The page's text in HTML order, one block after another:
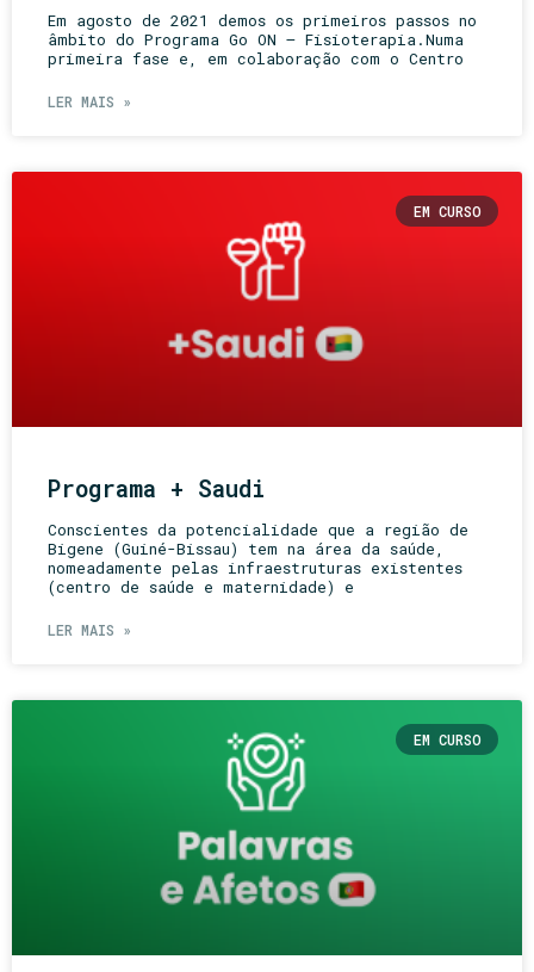
Em agosto de 2021 demos os primeiros passos no
âmbito do Programa Go ON – Fisioterapia.Numa
primeira fase e, em colaboração com o Centro
LER MAIS »
EM CURSO
Programa + Saudi
Conscientes da potencialidade que a região de
Bigene (Guiné-Bissau) tem na área da saúde,
nomeadamente pelas infraestruturas existentes
(centro de saúde e maternidade) e
LER MAIS »
EM CURSO